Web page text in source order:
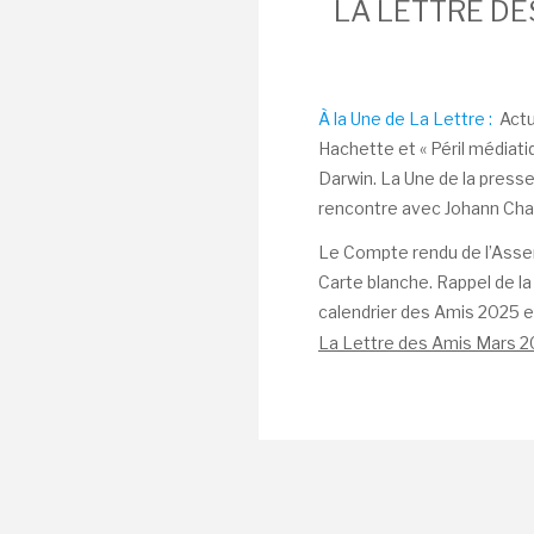
LA LETTRE
À la Une de La Lettre :
Hachette et « Péril
Darwin. La Une de la
rencontre avec Johann
Le Compte rendu de
Carte blanche. Rappel de
calendrier des Amis 2025
La Lettre des Amis Mars